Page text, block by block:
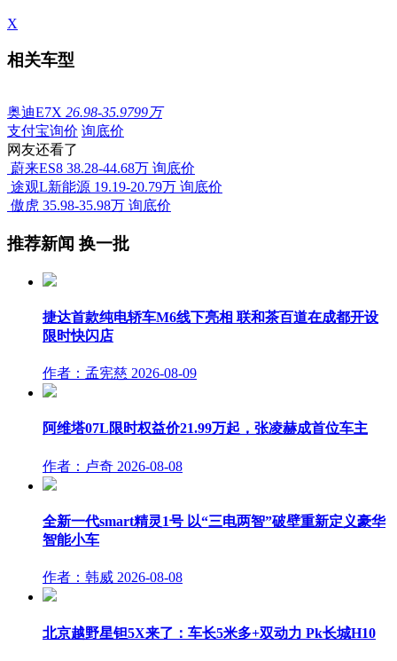
X
相关车型
奥迪E7X 26.98-35.9799万
支付宝询价 询底价
网友还看了
蔚来ES8 38.28-44.68万 询底价
途观L新能源 19.19-20.79万 询底价
傲虎 35.98-35.98万 询底价
推荐新闻 换一批
捷达首款纯电轿车M6线下亮相 联和茶百道在成都开设
限时快闪店
作者：孟宪慈 2026-08-09
阿维塔07L限时权益价21.99万起，张凌赫成首位车主
作者：卢奇 2026-08-08
全新一代smart精灵1号 以“三电两智”破壁重新定义豪华
智能小车
作者：韩威 2026-08-08
北京越野星钽5X来了：车长5米多+双动力 Pk长城H10